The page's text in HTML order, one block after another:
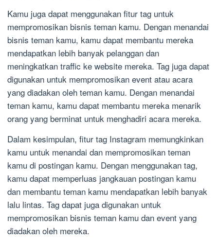
Kamu juga dapat menggunakan fitur tag untuk
mempromosikan bisnis teman kamu. Dengan menandai
bisnis teman kamu, kamu dapat membantu mereka
mendapatkan lebih banyak pelanggan dan
meningkatkan traffic ke website mereka. Tag juga dapat
digunakan untuk mempromosikan event atau acara
yang diadakan oleh teman kamu. Dengan menandai
teman kamu, kamu dapat membantu mereka menarik
orang yang berminat untuk menghadiri acara mereka.
Dalam kesimpulan, fitur tag Instagram memungkinkan
kamu untuk menandai dan mempromosikan teman
kamu di postingan kamu. Dengan menggunakan tag,
kamu dapat memperluas jangkauan postingan kamu
dan membantu teman kamu mendapatkan lebih banyak
lalu lintas. Tag dapat juga digunakan untuk
mempromosikan bisnis teman kamu dan event yang
diadakan oleh mereka.